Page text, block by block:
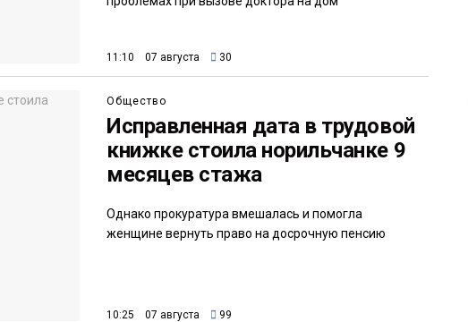
11:10 07 августа 30
Общество
Исправленная дата в трудовой
книжке стоила норильчанке 9
месяцев стажа
Однако прокуратура вмешалась и помогла
женщине вернуть право на досрочную пенсию
10:25 07 августа 99